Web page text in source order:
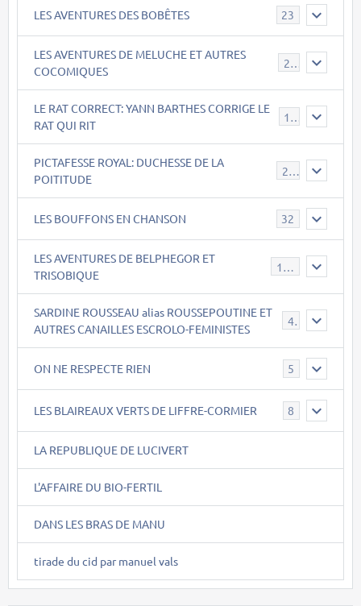
LES AVENTURES DES BOBÊTES 23
LES AVENTURES DE MELUCHE ET AUTRES
COCOMIQUES
22
LE RAT CORRECT: YANN BARTHES CORRIGE LE
RAT QUI RIT
15
PICTAFESSE ROYAL: DUCHESSE DE LA
POITITUDE
23
LES BOUFFONS EN CHANSON 32
LES AVENTURES DE BELPHEGOR ET
TRISOBIQUE
147
SARDINE ROUSSEAU alias ROUSSEPOUTINE ET
AUTRES CANAILLES ESCROLO-FEMINISTES
40
ON NE RESPECTE RIEN 5
LES BLAIREAUX VERTS DE LIFFRE-CORMIER 8
LA REPUBLIQUE DE LUCIVERT
L'AFFAIRE DU BIO-FERTIL
DANS LES BRAS DE MANU
tirade du cid par manuel vals